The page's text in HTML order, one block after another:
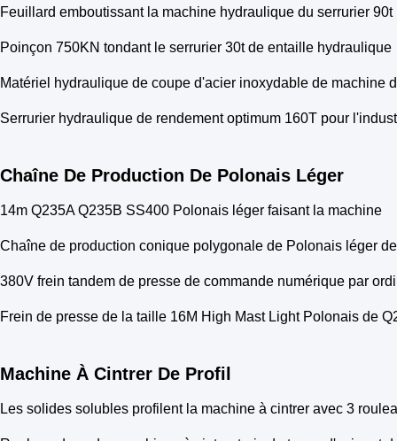
Feuillard emboutissant la machine hydraulique du serrurier 90t
Poinçon 750KN tondant le serrurier 30t de entaille hydraulique
Matériel hydraulique de coupe d'acier inoxydable de machine
Serrurier hydraulique de rendement optimum 160T pour
Chaîne De Production De Polonais Léger
14m Q235A Q235B SS400 Polonais léger faisant la machine
Chaîne de production conique polygonale de Polonais léger
380V frein tandem de presse de commande numérique par
Frein de presse de la taille 16M High Mast Light Polonais de
Machine À Cintrer De Profil
Les solides solubles profilent la machine à cintrer avec 3